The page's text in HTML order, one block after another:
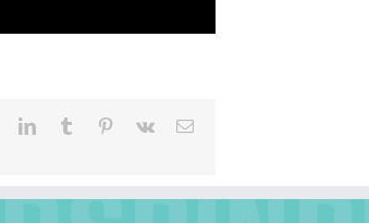
LinkedInTumblr Pinterest
Vk
E-